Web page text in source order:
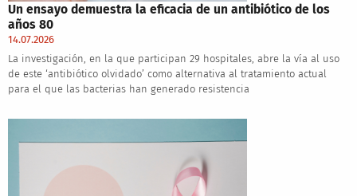
Un ensayo demuestra la eficacia de un antibiótico de los
años 80
14.07.2026
La investigación, en la que participan 29 hospitales, abre la vía al uso
de este ‘antibiótico olvidado’ como alternativa al tratamiento actual
para el que las bacterias han generado resistencia